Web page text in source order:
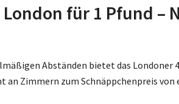
für 1 Pfund –
Abständen bietet das Londoner
an Zimmern zum Schnäppchenpreis von